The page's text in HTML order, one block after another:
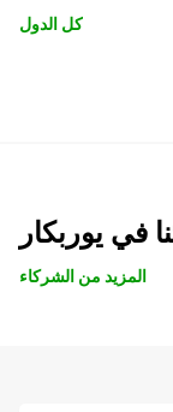
كل الدول
في يوربكار
المزيد من الشركاء